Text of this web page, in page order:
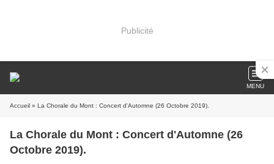
Publicité
MENU
Accueil » La Chorale du Mont : Concert d'Automne (26 Octobre 2019).
La Chorale du Mont : Concert d'Automne (26
Octobre 2019).